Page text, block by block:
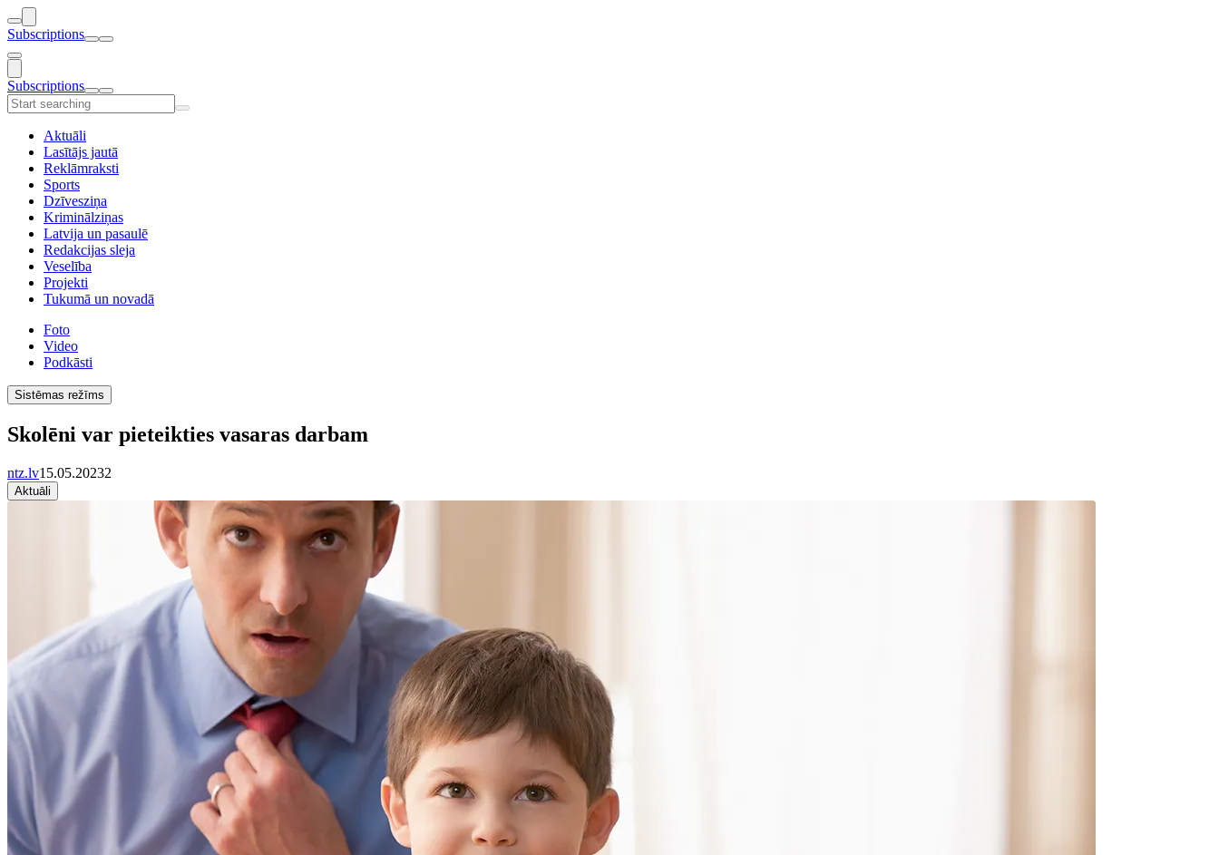
Subscriptions
Subscriptions
Aktuāli
Lasītājs jautā
Reklāmraksti
Sports
Dzīvesziņa
Kriminālziņas
Latvija un pasaulē
Redakcijas sleja
Veselība
Projekti
Tukumā un novadā
Foto
Video
Podkāsti
Sistēmas režīms
Skolēni var pieteikties vasaras darbam
ntz.lv15.05.20232
Aktuāli